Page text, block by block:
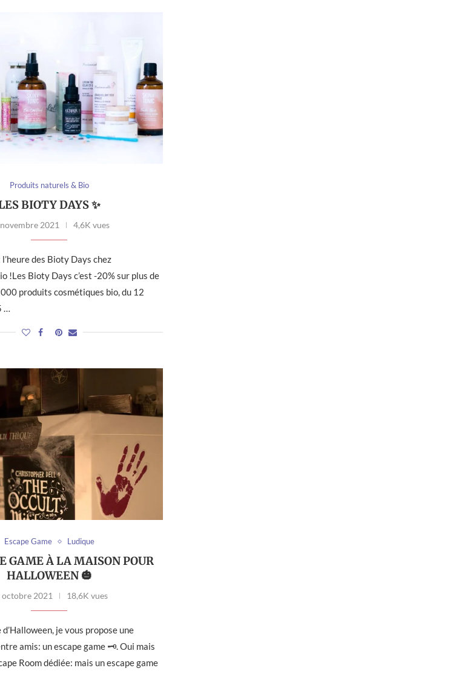
Produits naturels & Bio
BIOTY DAYS ✨
2021 4,6K vues
l’heure des Bioty Days chez
!Les Bioty Days c’est -20% sur plus de
produits cosmétiques bio, du 12
…
Escape Game Ludique
GAME À LA MAISON POUR
HALLOWEEN 🎃
octobre 2021 18,6K vues
je vous propose une
amis: un escape game 🗝. Oui mais
Room dédiée: mais un escape game